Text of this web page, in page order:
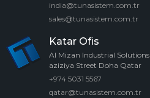
india@tunasistem.com.tr
sales@tunasistem.com.tr
Katar Ofis
Al Mizan Industrial
aziziya Street Doha Qatar
+974 5031 5567
qatar@tunasistem.com.tr